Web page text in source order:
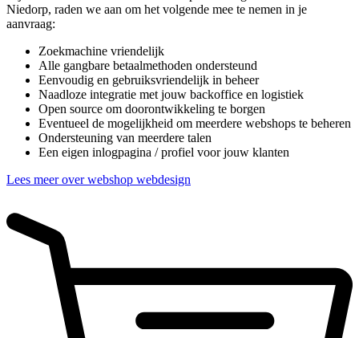
Niedorp, raden we aan om het volgende mee te nemen in je
aanvraag:
Zoekmachine vriendelijk
Alle gangbare betaalmethoden ondersteund
Eenvoudig en gebruiksvriendelijk in beheer
Naadloze integratie met jouw backoffice en logistiek
Open source om doorontwikkeling te borgen
Eventueel de mogelijkheid om meerdere webshops te beheren
Ondersteuning van meerdere talen
Een eigen inlogpagina / profiel voor jouw klanten
Lees meer over webshop webdesign